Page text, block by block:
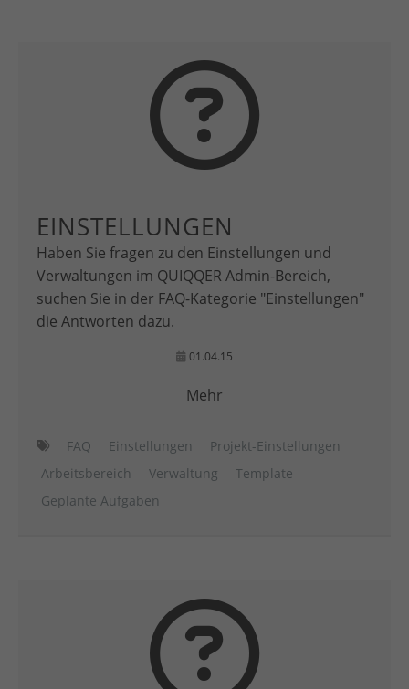
EINSTELLUNGEN
Haben Sie fragen zu den Einstellungen und
Verwaltungen im QUIQQER Admin-Bereich,
suchen Sie in der FAQ-Kategorie "Einstellungen"
die Antworten dazu.
01.04.15
Mehr
FAQ Einstellungen
Projekt-Einstellungen
Arbeitsbereich
Verwaltung
Template
Geplante Aufgaben